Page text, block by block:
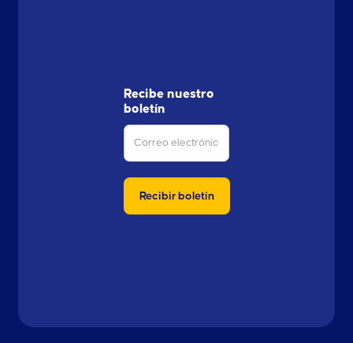
Recibe nuestro
boletín